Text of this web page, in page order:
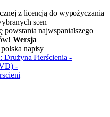
z licencją do wypożyczania
scen
powstania najwspanialszego
Wersja
napisy
Drużyna Pierścienia -
-